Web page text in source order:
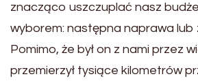
znacząco uszczuplać nasz
wyborem: następna naprawa lub
Pomimo, że był on z nami przez
przemierzył tysiące kilometrów